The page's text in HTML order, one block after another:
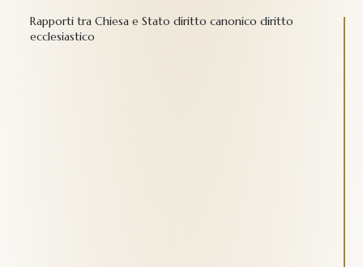
Rapporti tra Chiesa e Stato diritto canonico diritto
ecclesiastico